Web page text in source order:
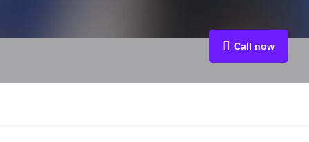
Call now